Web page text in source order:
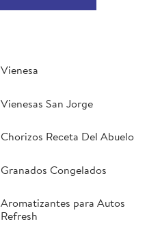
Vienesa
Vienesas San Jorge
Chorizos Receta Del Abuelo
Granados Congelados
Aromatizantes para Autos
Refresh